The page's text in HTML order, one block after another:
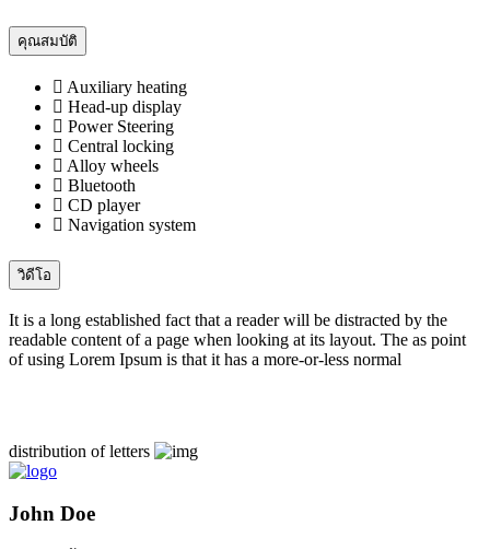
คุณสมบัติ
Auxiliary heating
Head-up display
Power Steering
Central locking
Alloy wheels
Bluetooth
CD player
Navigation system
วิดีโอ
It is a long established fact that a reader will be distracted by the
readable content of a page when looking at its layout. The as point
of using Lorem Ipsum is that it has a more-or-less normal
distribution of letters
John Doe